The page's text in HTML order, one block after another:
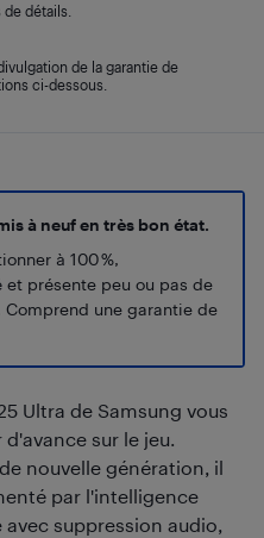
à neuf en très bon état.
à 100 %,
présente peu ou pas de
une garantie de
Ultra de Samsung vous
sur le jeu.
nouvelle génération, il
par l'intelligence
suppression audio,
détails.
de la garantie de
ci-dessous.